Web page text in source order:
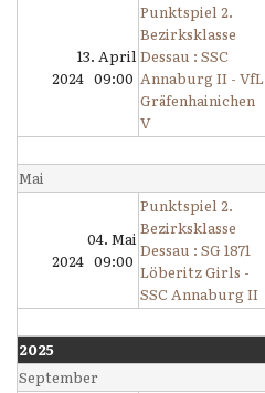
13. April
2024 09:00
Punktspiel 2.
Bezirksklasse
Dessau : SSC
Annaburg II - VfL
Gräfenhainichen
V
Mai
04. Mai
2024 09:00
Punktspiel 2.
Bezirksklasse
Dessau : SG 1871
Löberitz Girls -
SSC Annaburg II
2025
September